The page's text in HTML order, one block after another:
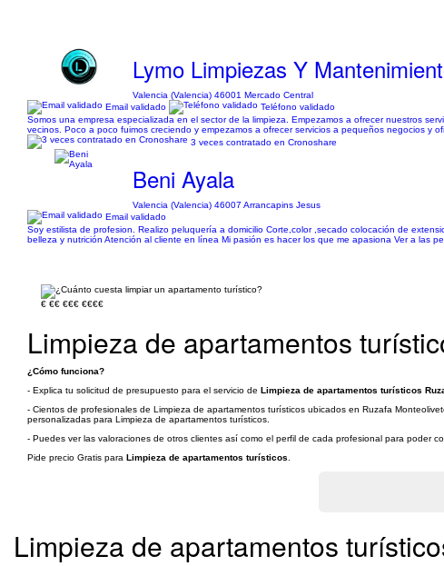
Lymo Limpiezas Y
Valencia (Valencia) 46001 Mercado Central
Email validado
Teléfono validado
Somos una empresa especializada en el sector de la limpieza. Empezamos a ofrecer nuestros
vecinos. Poco a poco fuimos creciendo y empezamos a ofrecer servicios a pequeños negocios y
3 veces contratado en Cronoshare
Beni Ayala
Valencia (Valencia) 46007 Arrancapins Jesus
Email validado
Soy estilista de profesion. Realizo peluquería a domicilio Corte,color ,secado colocación de
belleza y nutrición Atención al cliente en línea Mi pasión es hacer los que me apasiona Ver a las
€ €€ €€€ €€€€
Limpieza de apartamentos
¿Cómo funciona?
- Explica tu solicitud de presupuesto para el servicio de Limpieza de apartamentos turísticos
- Cientos de profesionales de Limpieza de apartamentos turísticos ubicados en Ruzafa
personalizadas para Limpieza de apartamentos turísticos.
- Puedes ver las valoraciones de otros clientes así como el perfil de cada profesional para poder
Pide precio Gratis para Limpieza de apartamentos turísticos
Limpieza de apartamentos